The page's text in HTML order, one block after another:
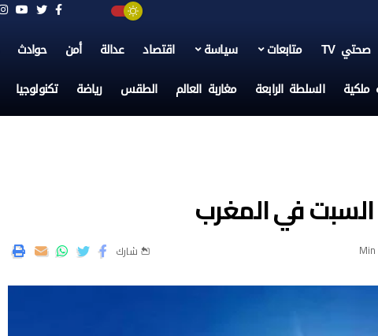
صحتي TV متابعات سياسة اقتصاد عدالة أمن حوادث
ملكية السلطة الرابعة مغاربة العالم الطقس رياضة تكنولوجيا
في المغرب
شارك